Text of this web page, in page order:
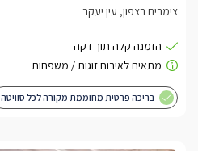
נוספים.
איזור החוץ הפרטי
צימרים בצפון, עין יעקב
בריכה פרטית מחוממת מקורה לכל סוויטה